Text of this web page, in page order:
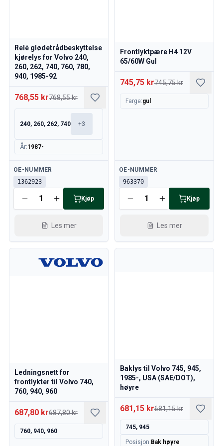
Relé glødetrådbeskyttelse
kjørelys for Volvo 240,
260, 262, 740, 760, 780,
940, 1985-92
768,55 kr768,55 kr
240, 260, 262, 740 +3
År:1987-
Tilgjengelig
OE-NUMMER
1362923
Kjøp
Les mer
Frontlyktpære H4 12V
65/60W Gul
745,75 kr745,75 kr
Farge:gul
Tilgjengelig
OE-NUMMER
963370
Kjøp
Les mer
Ledningsnett for
frontlykter til Volvo 740,
760, 940, 960
687,80 kr687,80 kr
760, 940, 960
Baklys til Volvo 745, 945,
1985-, USA (SAE/DOT),
høyre
681,15 kr681,15 kr
745, 945
Posisjon: Bak høyre